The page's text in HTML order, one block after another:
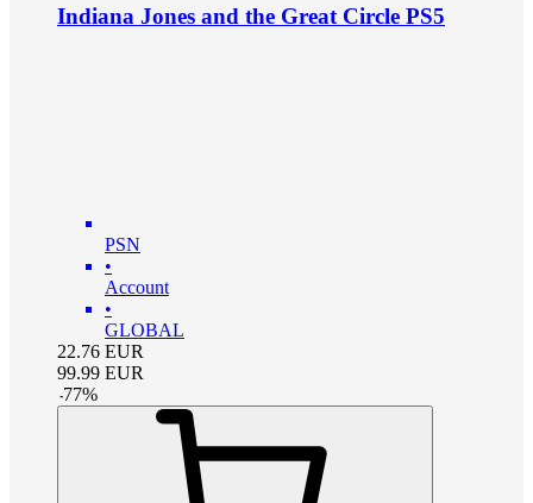
Indiana Jones and the Great Circle PS5
PSN
•
Account
•
GLOBAL
22.76 EUR
99.99 EUR
-77%